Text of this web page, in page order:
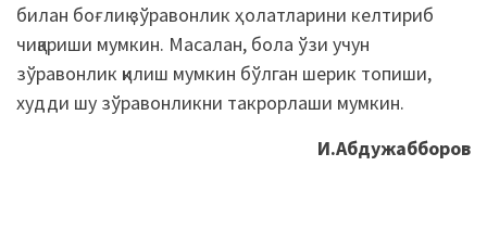
билан боғлиқ зўравонлик ҳолатларини келтириб
чиқариши мумкин. Масалан, бола ўзи учун
зўравонлик қилиш мумкин бўлган шерик топиши,
худди шу зўравонликни такрорлаши мумкин.
И.Абдужабборов